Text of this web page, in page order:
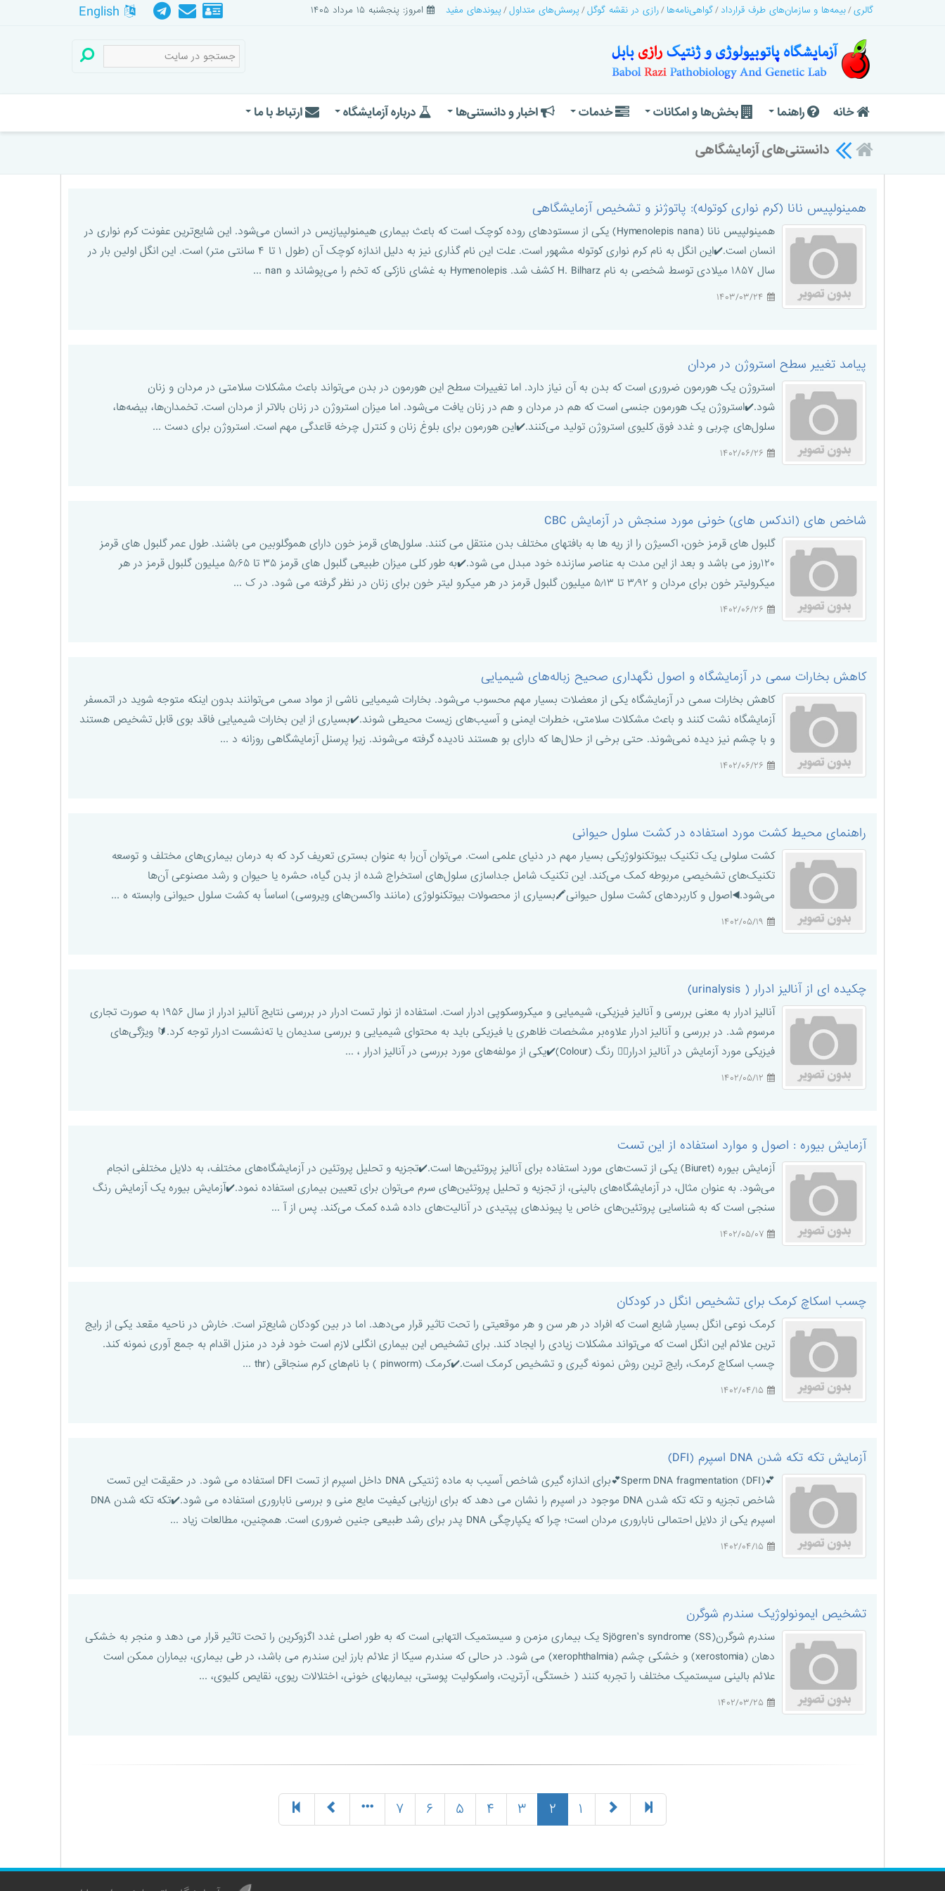
گالری بیمه‌ها و سازمان‌های طرف قرارداد گواهی‌نامه‌ها رازی در نقشه گوگل پرسش‌های متداول پیوندهای مفید امروز: پنجشنبه ۱۵ مرداد ۱۴۰۵
خانه راهنما بخش‌ها و امکانات خدمات اخبار و دانستنی‌ها درباره آزمایشگاه ارتباط با ما
دانستنی‌های آزمایشگاهی
همینولپیس نانا (کرم نواری کوتوله): پاتوژنز و تشخیص آزمایشگاهی
همینولپیس نانا (Hymenolepis nana) یکی از سستودهای روده کوچک است که باعث بیماری هیمنولپیازیس در انسان می‌شود. این شایع‌ترین عفونت کرم نواری در
انسان است.✔️این انگل به نام کرم نواری کوتوله مشهور است. علت این نام گذاری نیز به دلیل اندازه کوچک آن (طول ۱ تا ۴ سانتی متر) است. این انگل اولین بار در
سال ۱۸۵۷ میلادی توسط شخصی به نام H. Bilharz کشف شد. Hymenolepis به غشای نازکی که تخم را می‌پوشاند و nan ...
پیامد تغییر سطح استروژن در مردان
استروژن یک هورمون ضروری است که بدن به آن نیاز دارد. اما تغییرات سطح این هورمون در بدن می‌تواند باعث مشکلات سلامتی در مردان و زنان
شود.✔️استروژن یک هورمون جنسی است که هم در مردان و هم در زنان یافت می‌شود. اما میزان استروژن در زنان بالاتر از مردان است. تخمدان‌ها، بیضه‌ها،
سلول‌های چربی و غدد فوق کلیوی استروژن تولید می‌کنند.✔️این هورمون برای بلوغ زنان و کنترل چرخه قاعدگی مهم است. استروژن برای دست ...
شاخص های (اندکس های) خونی مورد سنجش در آزمایش CBC
گلبول های قرمز خون، اکسیژن را از ریه ها به بافتهای مختلف بدن منتقل می کنند. سلول‌های قرمز خون دارای هموگلوبین می باشند. طول عمر گلبول های قرمز
۱۲۰روز می باشد و بعد از این مدت به عناصر سازنده خود مبدل می شود.✔️به طور کلی میزان طبیعی گلبول های قرمز ۳۵ تا ۵٫۶۵ میلیون گلبول قرمز در هر
میکرولیتر خون برای مردان و ۳٫۹۲ تا ۵٫۱۳ میلیون گلبول قرمز در هر میکرو لیتر خون برای زنان در نظر گرفته می شود. در ک ...
کاهش بخارات سمی در آزمایشگاه و اصول نگهداری صحیح زباله‌های شیمیایی
کاهش بخارات سمی در آزمایشگاه یکی از معضلات بسیار مهم محسوب می‌شود. بخارات شیمیایی ناشی از مواد سمی می‌توانند بدون اینکه متوجه شوید در اتمسفر
آزمایشگاه نشت کنند و باعث مشکلات سلامتی، خطرات ایمنی و آسیب‌های زیست محیطی شوند.✔️بسیاری از این بخارات شیمیایی فاقد بوی قابل تشخیص هستند
و با چشم نیز دیده نمی‌شوند. حتی برخی از حلال‌ها که دارای بو هستند نادیده گرفته می‌شوند. زیرا پرسنل آزمایشگاهی روزانه د ...
راهنمای محیط‌ کشت مورد استفاده در کشت سلول حیوانی
کشت سلولی یک تکنیک بیوتکنولوژیکی بسیار مهم در دنیای علمی است. می‌توان آن‌را به عنوان بستری تعریف کرد که به درمان بیماری‌های مختلف و توسعه
تکنیک‌های تشخیصی مربوطه کمک می‌کند. این تکنیک شامل جداسازی سلول‌های استخراج شده از بدن گیاه، حشره یا حیوان و رشد مصنوعی آن‌ها
می‌شود.◀️اصول و کاربردهای کشت سلول حیوانی🖍بسیاری از محصولات بیوتکنولوژی (مانند واکسن‌های ویروسی) اساساً به کشت سلول حیوانی وابسته ه ...
چکیده ای از آنالیز ادرار ( urinalysis)
آنالیز ادرار به معنی بررسی و آنالیز فیزیکی، شیمیایی و میکروسکوپی ادرار است. استفاده از نوار تست ادرار در بررسی نتایج آنالیز ادرار از سال ۱۹۵۶ به صورت تجاری
مرسوم شد. در بررسی و آنالیز ادرار علاوه‌بر مشخصات ظاهری یا فیزیکی باید به محتوای شیمیایی و بررسی سدیمان یا ته‌نشست ادرار توجه کرد.🔰 ویژگی‌های
فیزیکی مورد آزمایش در آنالیز ادرار۱️⃣ رنگ (Colour)✔️یکی از مولفه‌های مورد بررسی در آنالیز ادرار ، ...
آزمایش بیوره : اصول و موارد استفاده از این تست
آزمایش بیوره (Biuret) یکی از تست‌های مورد استفاده برای آنالیز پروتئین‌ها است.✔️تجزیه و تحلیل پروتئین در آزمایشگاه‌های مختلف، به دلایل مختلفی انجام
می‌شود. به عنوان مثال، در آزمایشگاه‌های بالینی، از تجزیه و تحلیل پروتئین‌های سرم می‌توان برای تعیین بیماری استفاده نمود.✔️آزمایش بیوره یک آزمایش رنگ
سنجی است که به شناسایی پروتئین‌های خاص یا پیوندهای پپتیدی در آنالیت‌های داده شده کمک می‌کند. پس از آ ...
چسب اسکاچ کرمک برای تشخیص انگل در کودکان
کرمک نوعی انگل بسیار شایع است که افراد در هر سن و هر موقعیتی را تحت تاثیر قرار می‌دهد. اما در بین کودکان شایع‌تر است. خارش در ناحیه مقعد یکی از رایج
ترین علائم این انگل است که می‌تواند مشکلات زیادی را ایجاد کند. برای تشخیص این بیماری انگلی لازم است خود فرد در منزل اقدام به جمع آوری نمونه کند.
چسب اسکاچ کرمک، رایج ترین روش نمونه گیری و تشخیص کرمک است.✔️کرمک (pinworm ) با نام‌های کرم سنجاقی (thr ...
آزمایش تکه تکه شدن DNA اسپرم (DFI)
💕Sperm DNA fragmentation (DFI)💕برای اندازه گیری شاخص آسیب به ماده ژنتیکی DNA داخل اسپرم از تست DFI استفاده می شود. در حقیقت این تست
شاخص تجزیه و تکه تکه شدن DNA موجود در اسپرم را نشان می دهد که برای ارزیابی کیفیت مایع منی و بررسی ناباروری استفاده می شود.✔️تکه تکه شدن DNA
اسپرم یکی از دلایل احتمالی ناباروری مردان است؛ چرا که یکپارچگی DNA پدر برای رشد طبیعی جنین ضروری است. همچنین، مطالعات زیاد ...
تشخیص ایمونولوژیک سندرم شوگرن
سندرم شوگرنSjögren’s syndrome (SS) یک بیماری مزمن و سیستمیک التهابی است که به طور اصلی غدد اگزوکرین را تحت تاثیر قرار می دهد و منجر به خشکی
دهان (xerostomia) و خشکی چشم (xerophthalmia) می شود. در حالی که سندرم سیکا از علائم بارز این سندرم می باشد، در طی بیماری، بیماران ممکن است
علائم بالینی سیستمیک مختلف را تجربه کنند ( خستگی، آرتریت، واسکولیت پوستی، بیماریهای خونی، اختلالات ریوی، نقایص کلیوی، ...
۱ ۲ ۳ ۴ ۵ ۶ ۷